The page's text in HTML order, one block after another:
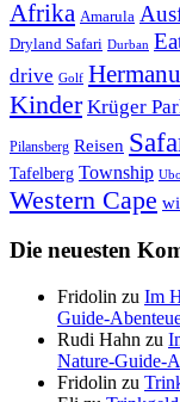
Afrika Amarula
Dryland Safari Durban
drive Golf
Kinder Krüger
Pilansberg Reisen
Tafelberg Township
Western Cape
Die neuesten
Fridolin zu Im
Guide-
Rudi Hahn zu
Nature-Guide-
Fridolin zu